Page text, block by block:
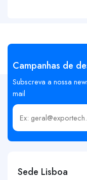
Campanhas de
Subscreva a nossa
mail
Insira o seu email
Sede Lisboa